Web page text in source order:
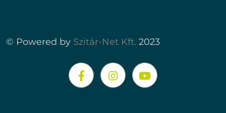
© Powered by Szitár-Net Kft. 2023